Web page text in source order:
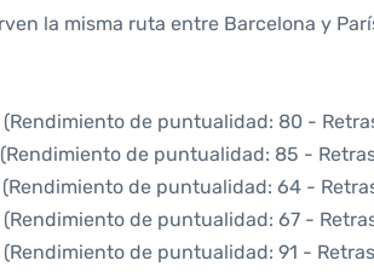
la misma ruta entre Barcelona y
(Rendimiento de puntualidad: 80 -
de puntualidad: 85 -
(Rendimiento de puntualidad: 64 -
(Rendimiento de puntualidad: 67 -
(Rendimiento de puntualidad: 91 -